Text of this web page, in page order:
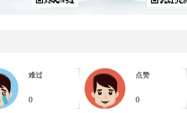
难过
0
点赞
0